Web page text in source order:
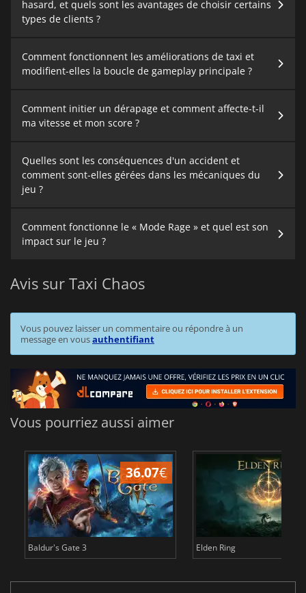
hasard, et quels sont les avantages de choisir certains
types de clients ?
Comment fonctionnent les améliorations de taxi et
modifient-elles la boucle de gameplay principale ?
Comment initier un dérapage et comment affecte-t-il
ma vitesse et mon score ?
Quelles sont les conséquences d'un accident et
comment sont-elles gérées dans les mécaniques du
jeu ?
Comment fonctionne le « Mode Rage » et quel est son
impact sur le jeu ?
Avis sur Taxi Chaos
Vous pouvez laisser un commentaire ou répondre à un
message en vousauthentifiant
Vous pourriez aussi aimer
36.07€
Baldur's Gate 3 Elden Ring